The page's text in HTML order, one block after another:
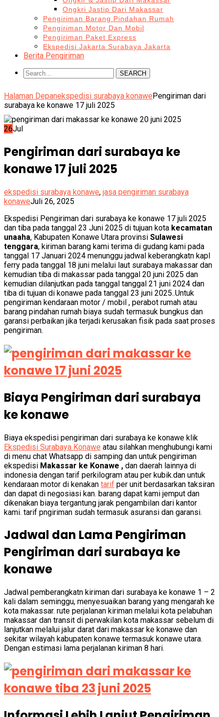
Ongkri Jastip Dari Makassar
Pengiriman Barang Pindahan Rumah
Pengiriman Motor Dan Mobil
Pengiriman Paket Express
Ekspedisi Jakarta Surabaya Jakarta
Berita Pengiriman
SEARCH
Halaman Depanekspedisi surabaya konawePengiriman dari
surabaya ke konawe 17 juli 2025
26Jul
Pengiriman dari surabaya ke
konawe 17 juli 2025
ekspedisi surabaya konawe, jasa pengiriman surabaya
konaweJuli 26, 2025
Ekspedisi Pengiriman dari surabaya ke konawe 17 juli 2025
dan tiba pada tanggal 23 Juni 2025 di tujuan kota kecamatan
unaaha, Kabupaten Konawe Utara provinsi Sulawesi
tenggara, kiriman barang kami terima di gudang kami pada
tanggal 17 Januari 2024 menunggu jadwal keberangkatn kapl
ferry pada tanggal 18 juni melalui laut surabaya makassar dan
kemudian tiba di makassar pada tanggal 20 juni 2025 dan
kemudian dilanjutkan pada tanggal tanggal 21 juni 2024 dan
tiba di tujuan di konawe pada tanggal 23 juni 2025..Untuk
pengiriman kendaraan motor / mobil , perabot rumah atau
barang pindahan rumah biaya sudah termasuk bungkus dan
garansi perbaikan jika terjadi kerusakan fisik pada saat proses
pengiriman.
Biaya Pengiriman dari surabaya
ke konawe
Biaya ekspedisi pengiriman dari surabaya ke konawe klik
Ekspedisi Surabaya Konawe atau silahkan menghubungi kami
di menu chat Whatsapp di samping dan untuk pengiriman
ekspedisi Makassar ke Konawe , dan daerah lainnya di
indonesia dengan tarif perkilogram atau per kubik.dan untuk
kendaraan motor di kenakan tarif per unit berdasarkan taksiran
dan dapat di negosiasi kan. barang dapat kami jemput dan
dikenakan biaya tergantung jarak pengambilan dari kantor
kami. tarif pngiriman sudah termasuk asuransi dan garansi.
Jadwal dan Lama Pengiriman
Pengiriman dari surabaya ke
konawe
Jadwal pemberangkatn kiriman dari surabaya ke konawe 1 – 2
kali dalam seminggu, menyesuaikan barang yang mengarah ke
kota makassar. rute perjalanan kiriman melalui kota pelabuhan
makassar dan transit di perwakilan kota makassar sebelum di
lanjutkan melalui jalur darat dari makassar ke konawe dan
sekitar wilayah kabupaten konawe termasuk konawe utara.
Dengan estimasi lama perjalanan kiriman 8 hari.